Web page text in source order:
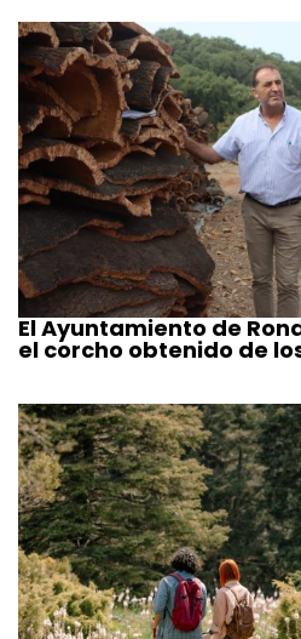
El Ayuntamiento de
el corcho obtenido de